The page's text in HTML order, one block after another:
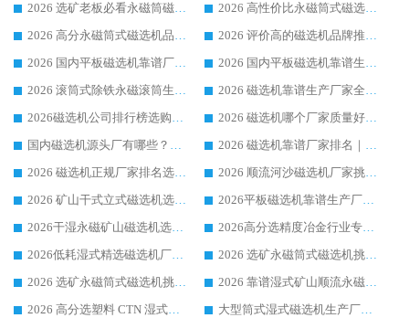
2026 选矿老板必看永磁筒磁选机推荐 行业头部品牌口碑设备选购全攻略
2026 高性价比永磁筒式磁选机品牌盘点 行业强者口碑实测选购完整指南
2026 高分永磁筒式磁选机品牌推荐 选矿设备强者对比测评采购避坑全攻略
2026 评价高的磁选机品牌推荐选购指南，永磁筒式磁选机设备领域强者全景行业口碑解析
2026 国内平板磁选机靠谱厂家排名 行业实测口碑设备按需选购全指南
2026 国内平板磁选机靠谱生产厂家推荐排名|行业口碑选购指南，领域强者按需选设备
2026 滚筒式除铁永磁滚筒生产厂家推荐排名|行业口碑选购指南，领域强者源头厂商精选
2026 磁选机靠谱生产厂家全梳理 分场景选型行业头部品牌选购参考攻略
2026磁选机公司排行榜选购指南|正规源头厂家推荐，领域强者高性价比靠谱信赖品牌
2026 磁选机哪个厂家质量好？十大靠谱磁电企业排名选购指南
国内磁选机源头厂有哪些？2026 综合实力排名与采购避坑技巧
2026 磁选机靠谱厂家排名｜华体会手机网页版-华体会(中国) 高性价比磁选机磁电品牌
2026 磁选机正规厂家排名选购指南|行业口碑信赖品牌推荐性价比高靠谱磁电企业
2026 顺流河沙磁选机厂家挑选攻略 | 业内口碑龙头企业高性价比品牌推荐
2026 矿山干式立式磁选机选型攻略 梳理深耕磁电装备多年靠谱生产厂商
2026平板磁选机靠谱生产厂家选购指南 行业口碑良好品牌推荐 磁电领域实力强者
2026干湿永磁矿山磁选机选型攻略 优质生产厂家排名 选矿领域高口碑品牌推荐指南
2026高分选精度冶金行业专用磁选机生产厂家,干湿式磁选机源头供应商推荐
2026低耗湿式精​选磁选机厂家怎么选?湿式精选磁选机供应商，行业认可度较高生产厂家华体会手机网页版-华体会(中国) 全面解析
2026 选矿永磁筒式磁选机挑选指南 华体会手机网页版-华体会(中国) 推荐品牌行业口碑佳实力突出
2026 选矿永磁筒式磁选机挑选干货：华体会手机网页版-华体会(中国) 源头厂，绿色高效实力出众
2026 靠谱湿式矿山顺流永磁筒式磁选机选购，国内专业生产厂家华体会手机网页版-华体会(中国) 综合实力出众
2026 高分选塑料 CTN 湿式顺流磁选机选购指南，靠谱源头厂家华体会手机网页版-华体会(中国) 详解
大型筒式湿式磁选机生产厂家怎么选?华体会手机网页版-华体会(中国) 设备口碑广受行业认可